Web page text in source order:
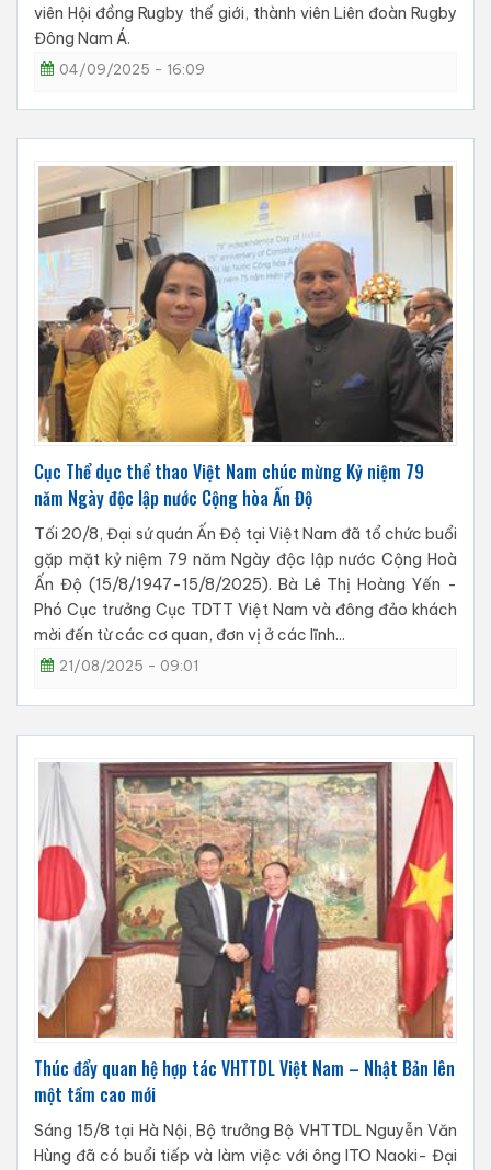
viên Hội đồng Rugby thế giới, thành viên Liên đoàn Rugby
Đông Nam Á.
04/09/2025 - 16:09
​​​​​​​Cục Thể dục thể thao Việt Nam chúc mừng Kỷ niệm 79
năm Ngày độc lập nước Cộng hòa Ấn Độ
Tối 20/8, Đại sứ quán Ấn Độ tại Việt Nam đã tổ chức buổi
gặp mặt kỷ niệm 79 năm Ngày độc lập nước Cộng Hoà
Ấn Độ (15/8/1947-15/8/2025). Bà Lê Thị Hoàng Yến -
Phó Cục trưởng Cục TDTT Việt Nam và đông đảo khách
mời đến từ các cơ quan, đơn vị ở các lĩnh...
21/08/2025 - 09:01
Thúc đẩy quan hệ hợp tác VHTTDL Việt Nam – Nhật Bản lên
một tầm cao mới
Sáng 15/8 tại Hà Nội, Bộ trưởng Bộ VHTTDL Nguyễn Văn
Hùng đã có buổi tiếp và làm việc với ông ITO Naoki- Đại